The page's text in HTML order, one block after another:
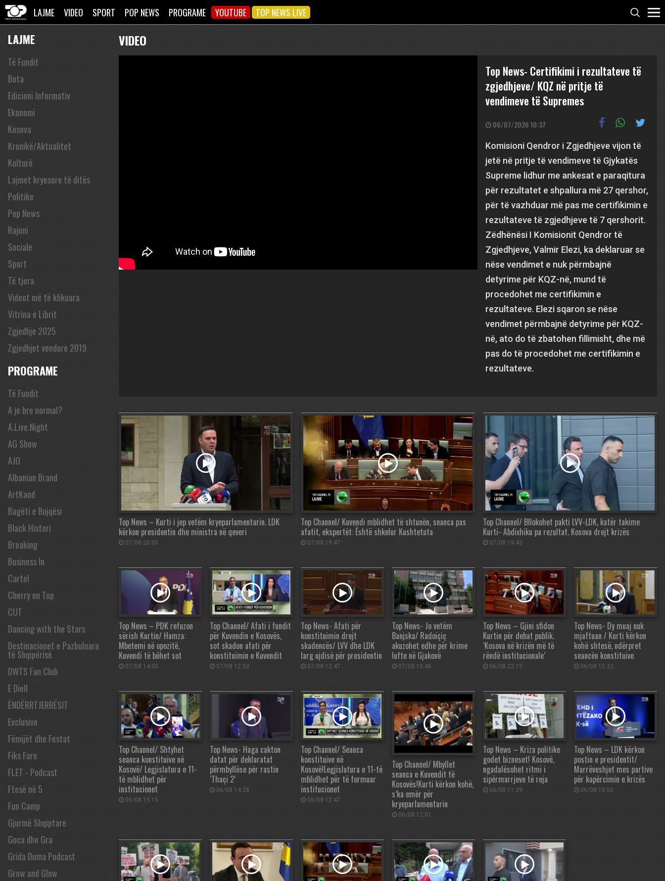
LAJME VIDEO SPORT POP NEWS PROGRAME YOUTUBE TOP NEWS LIVE
LAJME
Të Fundit
Bota
Edicioni Informativ
Ekonomi
Kosova
Kronikë/Aktualitet
Kulturë
Lajmet kryesore të ditës
Politike
Pop News
Rajoni
Sociale
Sport
Të tjera
Videot më të klikuara
Vitrina e Librit
Zgjedhje 2025
Zgjedhjet vendore 2019
PROGRAME
Të Fundit
A je bre normal?
A.Live.Night
AG Show
AJO
Albanian Brand
ArtKand
Bagëti e Bujqësi
Black Histori
Breaking
Business In
Cartel
Cherry on Top
CUT
Dancing with the Stars
Destinacionet e Pazbuluara
të Shqipërisë
DWTS Fan Club
E Diell
ËNDËRRTJERRËSIT
Exclusive
Fëmijët dhe Festat
Fiks Fare
FLET - Podcast
Ftesë në 5
Fun Camp
Gjurmë Shqiptare
Goca dhe Gra
Grida Duma Podcast
Grow and Glow
VIDEO
Top News- Certifikimi i rezultateve të
zgjedhjeve/ KQZ në pritje të
vendimeve të Supremes
06/07/2026 10:37
Komisioni Qendror i Zgjedhjeve vijon të
jetë në pritje të vendimeve të Gjykatës
Supreme lidhur me ankesat e paraqitura
për rezultatet e shpallura më 27 qershor,
për të vazhduar më pas me certifikimin e
rezultateve të zgjedhjeve të 7 qershorit.
Zëdhënësi I Komisionit Qendror të
Zgjedhjeve, Valmir Elezi, ka deklaruar se
nëse vendimet e nuk përmbajnë
detyrime për KQZ-në, mund të
procedohet me certifikimin e
rezultateve. Elezi sqaron se nëse
vendimet përmbajnë detyrime për KQZ-
në, ato do të zbatohen fillimisht, dhe më
pas do të procedohet me certifikimin e
rezultateve.
Top News – Kurti i jep vetëm kryeparlamentarin. LDK
kërkon presidentin dhe ministra në qeveri
07/08 20:05
Top Channel/ Kuvendi mblidhet të shtunën, seanca pas
afatit, ekspertët: Është shkelur Kushtetuta
07/08 19:47
Top Channel/ Bllokohet pakti LVV-LDK, katër takime
Kurti- Abdixhiku pa rezultat. Kosova drejt krizës
07/08 19:43
Top News – PDK refuzon
sërish Kurtin/ Hamza:
Mbetemi në opozitë,
Kuvendi të bëhet sot
07/08 14:00
Top Channel/ Afati i fundit
për Kuvendin e Kosovës,
sot skadon afati për
konstituimin e Kuvendit
07/08 12:50
Top News- Afati për
konstituimin drejt
skadencës/ LVV dhe LDK
larg ujdisë për presidentin
07/08 12:47
Top News- Jo vetëm
Banjska/ Radoiçiç
akuzohet edhe për krime
lufte në Gjakovë
07/08 10:45
Top News – Gjini sfidon
Kurtin për debat publik.
‘Kosova në krizën më të
rëndë institucionale’
06/08 22:15
Top News- Dy muaj nuk
mjaftuan / Kurti kërkon
kohë shtesë, ndërpret
seancën konstituive
06/08 15:32
Top Channel/ Shtyhet
seanca konstituive në
Kosovë/ Legjislatura e 11-
të mblidhet për
institucionet
06/08 15:15
Top News- Haga cakton
datat për deklaratat
përmbyllëse për rastin
‘Thaçi 2’
06/08 14:28
Top Channel/ Seanca
konstituive në
Kosovë!Legjislatura e 11-të
mblidhet për të formuar
institucionet
06/08 12:47
Top Channel/ Mbyllet
seanca e Kuvendit të
Kosovës!Kurti kërkon kohë,
s’ka emër për
kryeparlamentarin
06/08 12:01
Top News – Kriza politike
godet bizneset! Kosovë,
ngadalësohet ritmi i
sipërmarrjeve të reja
06/08 11:29
Top News – LDK kërkon
postin e presidentit/
Marrëveshjet mes partive
për kapërcimin e krizës
06/08 10:50